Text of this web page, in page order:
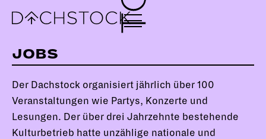
JOBS
Der Dachstock organisiert jährlich über 100
Veranstaltungen wie Partys, Konzerte und
Lesungen. Der über drei Jahrzehnte bestehende
Kulturbetrieb hatte unzählige nationale und